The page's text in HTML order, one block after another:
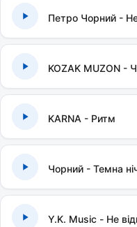
Петро Чорний -
KOZAK MUZON -
KARNA - Ритм
Чорний - Темна
Y.K. Music - Не